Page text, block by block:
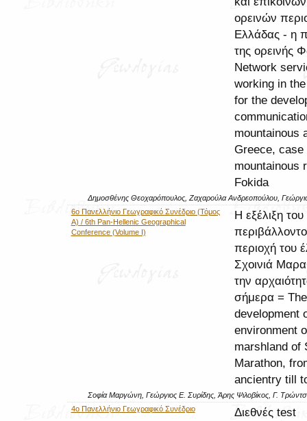
ορεινών
Ελλάδας - η
της ορεινής
Network
working in
for the
mountainous
Greece, case
mountainous
Fokida
Δημοσθένης Θεοχαρόπουλος, Ζαχαρούλα Ανδρεοπούλου,
6ο Πανελλήνιο Γεωγραφικό Συνέδριο (Τόμος
Α) / 6th Pan-Hellenic Geographical
Conference (Volume I)
Η εξέλιξη
περιοχή του
Σχοινιά
την
σήμερα = The
development
environment
marshland of
Marathon,
ancientry till
Σοφία Μαργώνη, Γεώργιος Ε. Συρίδης, Άρης Ψιλοβίκος, Γ.
4ο Πανελλήνιο Γεωγραφικό Συνέδριο
Διεθνές test